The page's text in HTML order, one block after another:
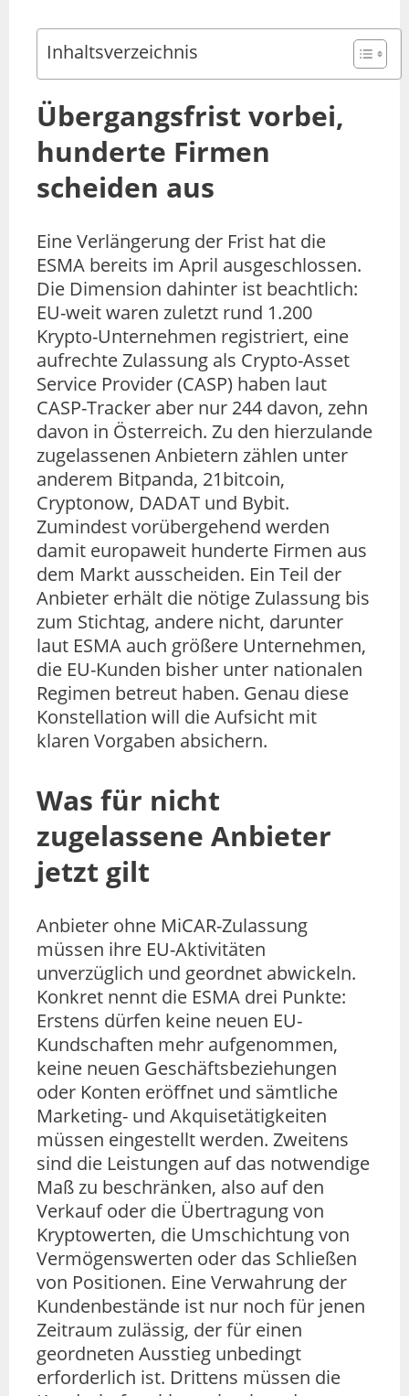
Inhaltsverzeichnis
Übergangsfrist vorbei,
hunderte Firmen
scheiden aus
Eine Verlängerung der Frist hat die
ESMA bereits im April ausgeschlossen.
Die Dimension dahinter ist beachtlich:
EU-weit waren zuletzt rund 1.200
Krypto-Unternehmen registriert, eine
aufrechte Zulassung als Crypto-Asset
Service Provider (CASP) haben laut
CASP-Tracker aber nur 244 davon, zehn
davon in Österreich. Zu den hierzulande
zugelassenen Anbietern zählen unter
anderem Bitpanda, 21bitcoin,
Cryptonow, DADAT und Bybit.
Zumindest vorübergehend werden
damit europaweit hunderte Firmen aus
dem Markt ausscheiden. Ein Teil der
Anbieter erhält die nötige Zulassung bis
zum Stichtag, andere nicht, darunter
laut ESMA auch größere Unternehmen,
die EU-Kunden bisher unter nationalen
Regimen betreut haben. Genau diese
Konstellation will die Aufsicht mit
klaren Vorgaben absichern.
Was für nicht
zugelassene Anbieter
jetzt gilt
Anbieter ohne MiCAR-Zulassung
müssen ihre EU-Aktivitäten
unverzüglich und geordnet abwickeln.
Konkret nennt die ESMA drei Punkte:
Erstens dürfen keine neuen EU-
Kundschaften mehr aufgenommen,
keine neuen Geschäftsbeziehungen
oder Konten eröffnet und sämtliche
Marketing- und Akquisetätigkeiten
müssen eingestellt werden. Zweitens
sind die Leistungen auf das notwendige
Maß zu beschränken, also auf den
Verkauf oder die Übertragung von
Kryptowerten, die Umschichtung von
Vermögenswerten oder das Schließen
von Positionen. Eine Verwahrung der
Kundenbestände ist nur noch für jenen
Zeitraum zulässig, der für einen
geordneten Ausstieg unbedingt
erforderlich ist. Drittens müssen die